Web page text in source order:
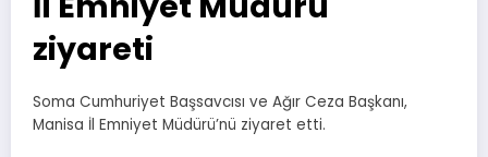
ziyareti
Soma Cumhuriyet Başsavcısı ve Ağır Ceza Başkanı,
Manisa İl Emniyet Müdürü’nü ziyaret etti.